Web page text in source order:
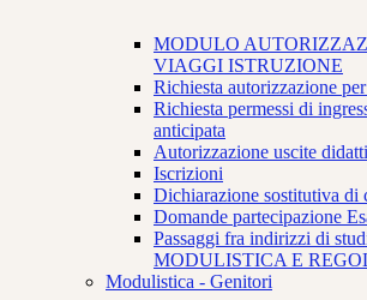
MODULO
VIAGGI ISTRUZIONE
Richiesta autorizzazione
Richiesta permessi di
anticipata
Autorizzazione uscite
Iscrizioni
Dichiarazione sostitutiva di
Domande partecipazione
Passaggi fra indirizzi di
MODULISTICA E
Modulistica - Genitori